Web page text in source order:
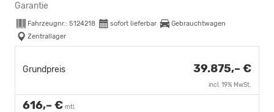
Garantie
Fahrzeugnr.: 5124218 sofort lieferbar
Gebrauchtwagen
Zentrallager
Grundpreis 39.875,– €
incl. 19% MwSt.
616,– € mtl.